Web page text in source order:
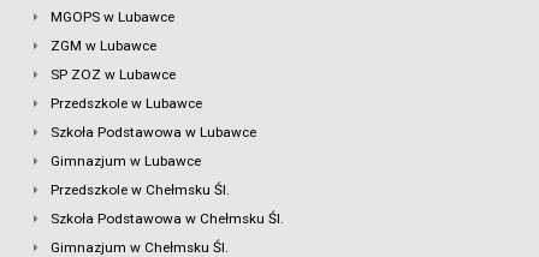
MGOPS w Lubawce
ZGM w Lubawce
SP ZOZ w Lubawce
Przedszkole w Lubawce
Szkoła Podstawowa w Lubawce
Gimnazjum w Lubawce
Przedszkole w Chełmsku Śl.
Szkoła Podstawowa w Chełmsku Śl.
Gimnazjum w Chełmsku Śl.